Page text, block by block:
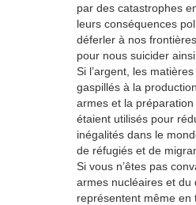
par des catastrophes
leurs conséquences
déferler à nos
pour nous suicider ainsi.
Si l’argent, les
gaspillés à la
armes et la
étaient utilisés pour
inégalités dans le
de réfugiés et de
Si vous n’êtes pas
armes nucléaires et du
représentent même en